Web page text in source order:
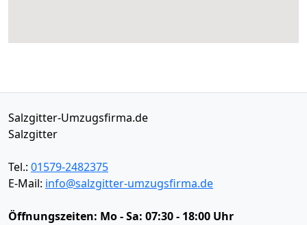
Salzgitter-Umzugsfirma.de
Salzgitter
Tel.: 01579-2482375
E-Mail: info@salzgitter-umzugsfirma.de
Öffnungszeiten: Mo - Sa: 07:30 - 18:00 Uhr